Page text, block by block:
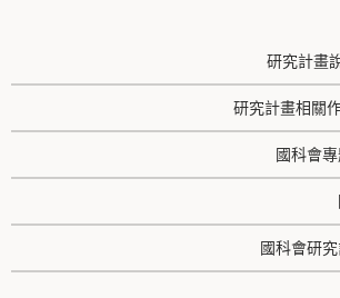
研究計畫
研究計畫相關
國科會
國科會研